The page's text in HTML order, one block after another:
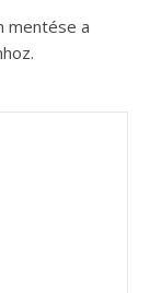
mentése a